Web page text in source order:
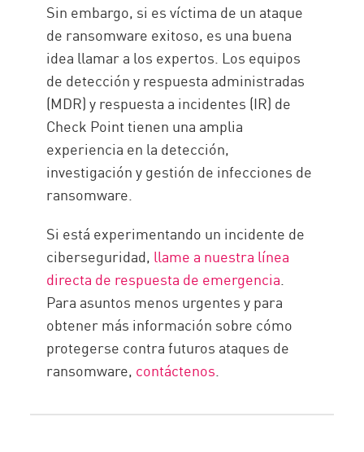
Sin embargo, si es víctima de un ataque
de ransomware exitoso, es una buena
idea llamar a los expertos. Los equipos
de detección y respuesta administradas
(MDR) y respuesta a incidentes (IR) de
Check Point tienen una amplia
experiencia en la detección,
investigación y gestión de infecciones de
ransomware.
Si está experimentando un incidente de
ciberseguridad, llame a nuestra línea
directa de respuesta de emergencia.
Para asuntos menos urgentes y para
obtener más información sobre cómo
protegerse contra futuros ataques de
ransomware, contáctenos.